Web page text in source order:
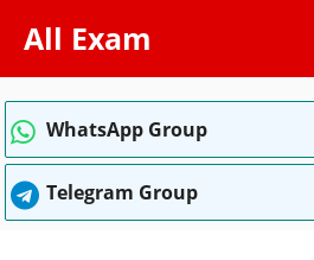
content
All Exam
WhatsApp Group
Telegram Group